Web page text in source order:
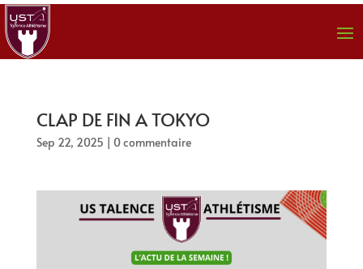
CLAP DE FIN A TOKYO
Sep 22, 2025 | 0 commentaire